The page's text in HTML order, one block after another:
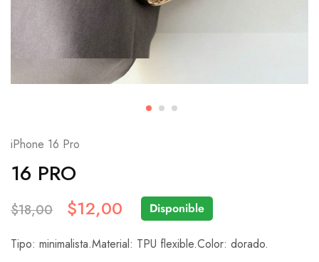
iPhone 16 Pro
16 PRO
$18,00 $12,00 Disponible
Tipo: minimalista.Material: TPU flexible.Color: dorado.